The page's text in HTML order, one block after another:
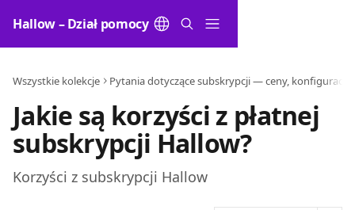
Hallow – Dział pomocy
Wszystkie kolekcje
Jakie są korzyści z płatnej
subskrypcji Hallow?
Korzyści z subskrypcji Hallow